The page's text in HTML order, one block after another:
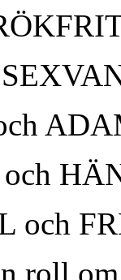
och